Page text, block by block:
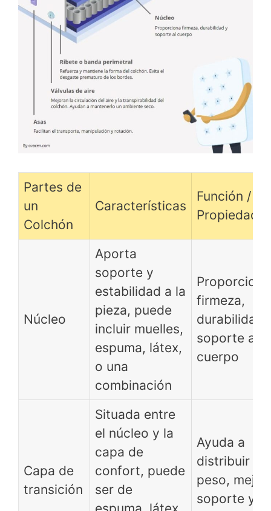
Partes de
un
Colchón
Características
Función /
Núcleo
Aporta
soporte y
estabilidad a la
pieza, puede
incluir muelles,
espuma, látex,
o una
combinación
Proporciona
firmeza,
durabilidad
soporte al
cuerpo
Capa de
transición
Situada entre
el núcleo y la
capa de
confort, puede
ser de
Ayuda a
distribuir el
peso,
soporte y la